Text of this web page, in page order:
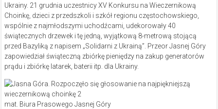
Ukrainy. 21 grudnia uczestnicy XV Konkursu na Wieczernikową
Choinkę, dzieci z przedszkoli i szkół regionu częstochowskiego,
wspólnie z najmłodszymi uchodźcami, udekorowały 40
świątecznych drzewek i tę jedną, wyjątkową 8-metrową stojącą
przed Bazyliką z napisem „Solidarni z Ukrainą”. Przeor Jasnej Góry
zapowiedział świąteczną zbiórkę pieniędzy na zakup generatorów
prądu i zbiórkę latarek, baterii itp. dla Ukrainy.
mat. Biura Prasowego Jasnej Góry